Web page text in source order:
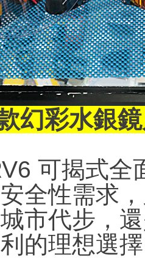
幻彩水銀
可揭式全
全性需求
市代步，
的理想選